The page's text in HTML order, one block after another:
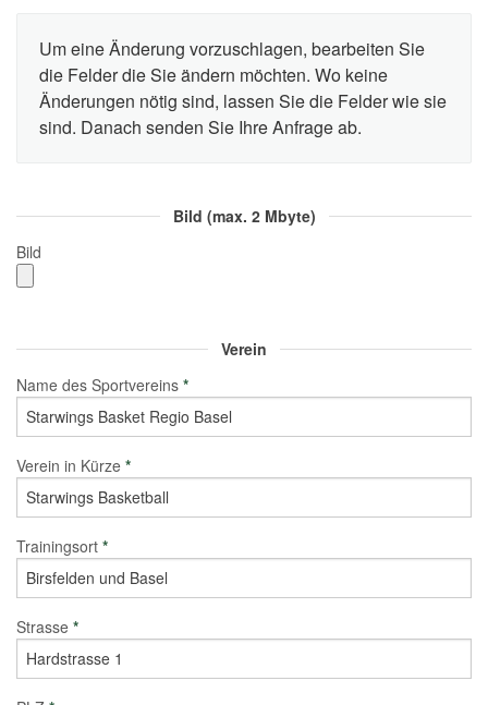
Um eine Änderung vorzuschlagen, bearbeiten Sie
die Felder die Sie ändern möchten. Wo keine
Änderungen nötig sind, lassen Sie die Felder wie sie
sind. Danach senden Sie Ihre Anfrage ab.
Bild (max. 2 Mbyte)
Bild
Verein
Name des Sportvereins *
Verein in Kürze *
Trainingsort *
Strasse *